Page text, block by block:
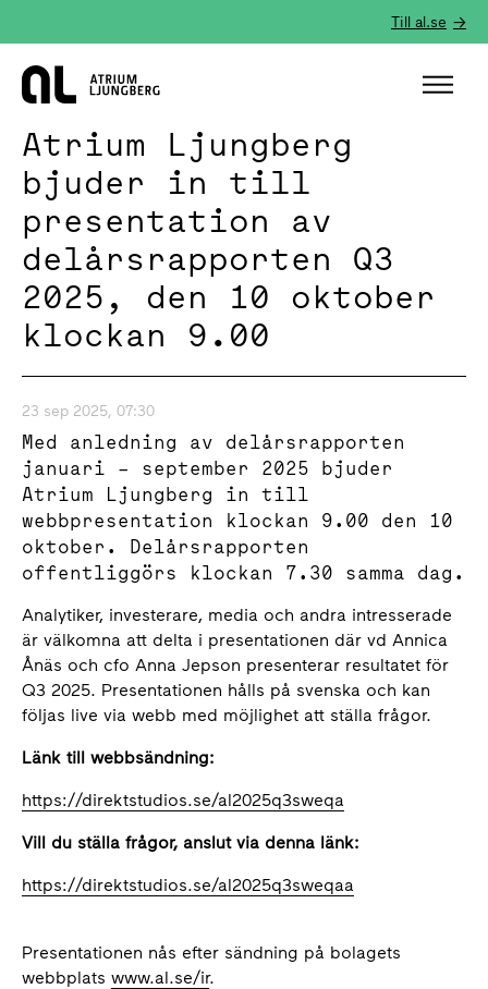
Till al.se
Hem
Atrium Ljungberg
bjuder in till
presentation av
delårsrapporten Q3
2025, den 10 oktober
klockan 9.00
23 sep 2025, 07:30
Med anledning av delårsrapporten
januari – september 2025 bjuder
Atrium Ljungberg in till
webbpresentation klockan 9.00 den 10
oktober. Delårsrapporten
offentliggörs klockan 7.30 samma dag.
Analytiker, investerare, media och andra intresserade
är välkomna att delta i presentationen där vd Annica
Ånäs och cfo Anna Jepson presenterar resultatet för
Q3 2025. Presentationen hålls på svenska och kan
följas live via webb med möjlighet att ställa frågor.
Länk till webbsändning:
https://direktstudios.se/al2025q3sweqa
Vill du ställa frågor, anslut via denna länk:
https://direktstudios.se/al2025q3sweqaa
Presentationen nås efter sändning på bolagets
webbplats www.al.se/ir.